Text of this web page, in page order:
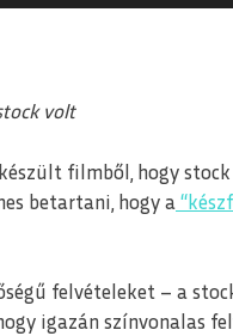
volt
filmből, hogy
betartani, hogy a
felvételeket – a
igazán színvonalas